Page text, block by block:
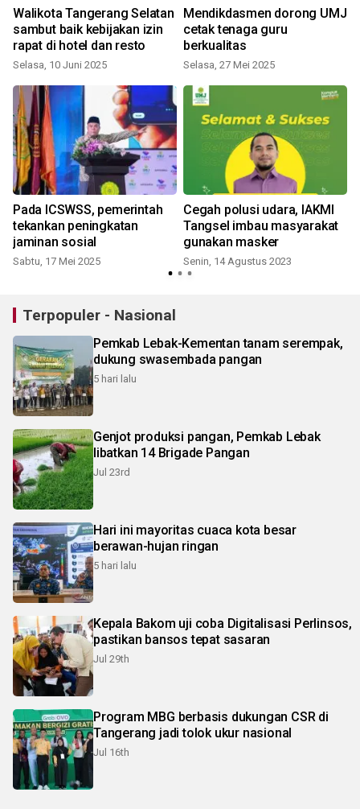
Walikota Tangerang Selatan
sambut baik kebijakan izin
rapat di hotel dan resto
Selasa, 10 Juni 2025
Mendikdasmen dorong UMJ
cetak tenaga guru
berkualitas
Selasa, 27 Mei 2025
Pada ICSWSS, pemerintah
tekankan peningkatan
jaminan sosial
Sabtu, 17 Mei 2025
Cegah polusi udara, IAKMI
Tangsel imbau masyarakat
gunakan masker
Senin, 14 Agustus 2023
Terpopuler - Nasional
Pemkab Lebak-Kementan tanam serempak,
dukung swasembada pangan
5 hari lalu
Genjot produksi pangan, Pemkab Lebak
libatkan 14 Brigade Pangan
Jul 23rd
Hari ini mayoritas cuaca kota besar
berawan-hujan ringan
5 hari lalu
Kepala Bakom uji coba Digitalisasi Perlinsos,
pastikan bansos tepat sasaran
Jul 29th
Program MBG berbasis dukungan CSR di
Tangerang jadi tolok ukur nasional
Jul 16th